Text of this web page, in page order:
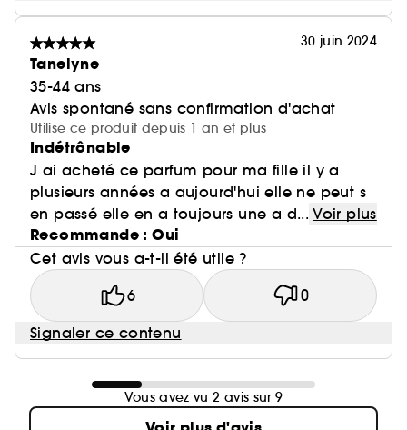
30 juin 2024
Tanelyne
35-44 ans
Avis spontané sans confirmation d'achat
Utilise ce produit depuis 1 an et plus
Indétrônable
J ai acheté ce parfum pour ma fille il y a
plusieurs années a aujourd'hui elle ne peut s
en passé elle en a toujours une a d... Voir plus
Recommande : Oui
Cet avis vous a-t-il été utile ?
6 0
Signaler ce contenu
Vous avez vu 2 avis sur 9